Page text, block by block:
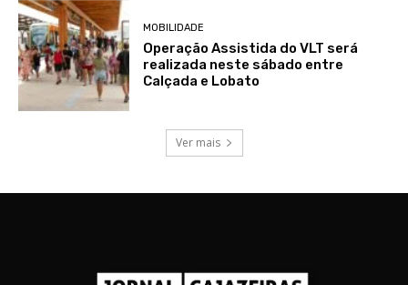
MOBILIDADE
Operação Assistida do VLT será
realizada neste sábado entre
Calçada e Lobato
Ver mais